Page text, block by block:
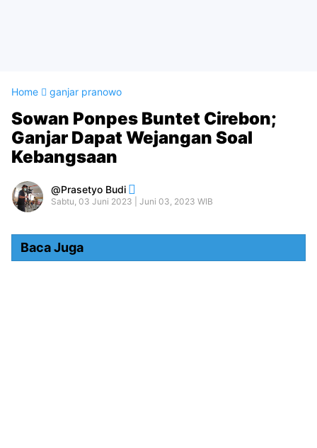
Home ganjar pranowo
Sowan Ponpes Buntet Cirebon;
Ganjar Dapat Wejangan Soal
Kebangsaan
Prasetyo Budi
Sabtu, 03 Juni 2023 | Juni 03, 2023 WIB
Baca Juga